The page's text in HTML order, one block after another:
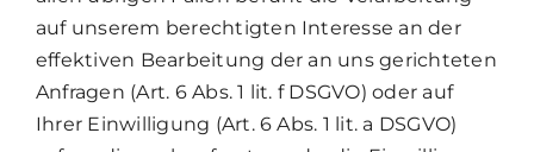
auf unserem berechtigten Interesse an der
effektiven Bearbeitung der an uns gerichteten
Anfragen (Art. 6 Abs. 1 lit. f DSGVO) oder auf
Ihrer Einwilligung (Art. 6 Abs. 1 lit. a DSGVO)